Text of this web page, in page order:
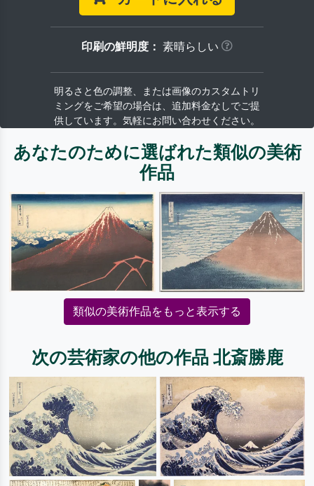
印刷の鮮明度： 素晴らしい
明るさと色の調整、または画像のカスタムトリ
ミングをご希望の場合は、追加料金なしでご提
供しています。気軽にお問い合わせください。
あなたのために選ばれた類似の美術
作品
類似の美術作品をもっと表示する
次の芸術家の他の作品 北斎勝鹿